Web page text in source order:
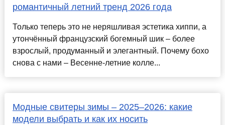
романтичный летний тренд 2026 года
Только теперь это не неряшливая эстетика хиппи, а
утончённый французский богемный шик – более
взрослый, продуманный и элегантный. Почему бохо
снова с нами – Весенне-летние колле...
Модные свитеры зимы – 2025–2026: какие
модели выбрать и как их носить